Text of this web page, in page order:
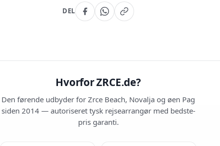
DEL
Hvorfor ZRCE.de?
Den førende udbyder for Zrce Beach, Novalja og øen Pag
siden 2014 — autoriseret tysk rejsearrangør med bedste-
pris garanti.